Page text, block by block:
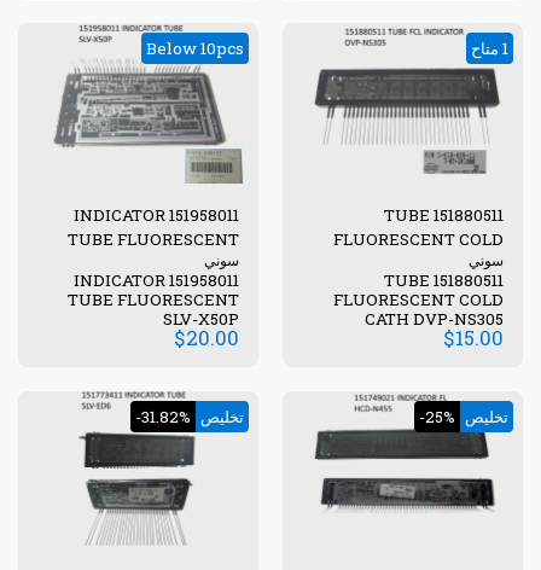
1 متاح
151880511 TUBE
FLUORESCENT COLD
CATH
سوني
151880511 TUBE
FLUORESCENT COLD
CATH DVP-NS305
$15.00
Below 10pcs
151958011 INDICATOR
TUBE FLUORESCENT
سوني
151958011 INDICATOR
TUBE FLUORESCENT
SLV-X50P
$20.00
تخليص -25% تخليص -31.82%